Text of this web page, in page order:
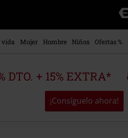
vida Mujer Hombre Niños Ofertas %
DTO. + 15% EXTRA*
¡Consíguelo ahora!